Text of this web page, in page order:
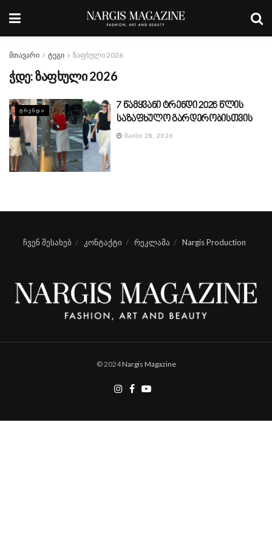
მთავარი ტეგი ზაფხული 2026
ჭდე:ზაფხული 2026
ᲢᲠᲔᲜᲓᲘ
7 წამყვანი ტრენდი 2026 წლის
საზაფხულო გარდერობისთვის
ᲛᲐᲘᲡᲘ 28, 2026
ჩვენ შესახებ კონტაქტი რეკლამა Nargis Production
© 2024Nargis Magazine